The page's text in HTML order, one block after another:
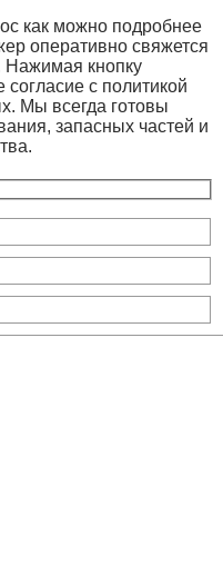
как можно подробнее
оперативно свяжется
Нажимая кнопку
с политикой
Мы всегда готовы
запасных частей и